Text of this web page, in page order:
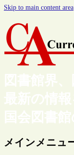
Skip to main content area
図書館界
最新の情
国会図書
メインメニュ